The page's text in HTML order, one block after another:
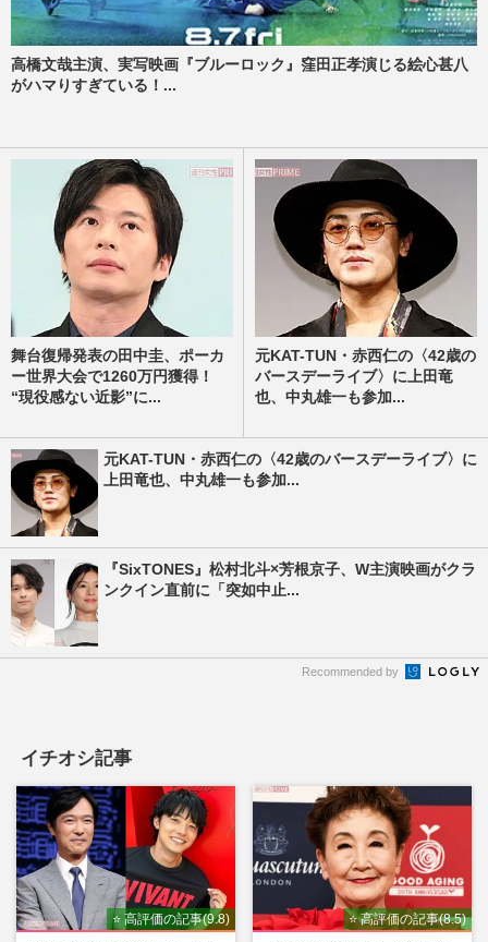
高橋文哉主演、実写映画『ブルーロック』窪田正孝演じる絵心甚八
がハマりすぎている！...
舞台復帰発表の田中圭、ポーカ
ー世界大会で1260万円獲得！
“現役感ない近影”に...
元KAT-TUN・赤西仁の〈42歳の
バースデーライブ〉に上田竜
也、中丸雄一も参加...
元KAT-TUN・赤西仁の〈42歳のバースデーライブ〉に
上田竜也、中丸雄一も参加...
『SixTONES』松村北斗×芳根京子、W主演映画がクラ
ンクイン直前に「突如中止...
Recommended by
イチオシ記事
⭐ 高評価の記事(9.8) ⭐ 高評価の記事(8.5)